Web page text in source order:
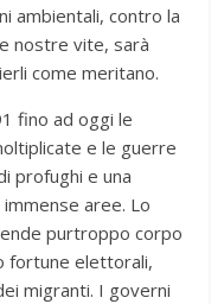
ambientali, contro la
nostre vite, sarà
come meritano.
fino ad oggi le
e le guerre
profughi e una
aree. Lo
purtroppo corpo
fortune elettorali,
migranti. I governi